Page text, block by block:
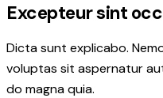
Excepteur sint
Dicta sunt explicabo.
voluptas sit aspernatur
do magna quia.